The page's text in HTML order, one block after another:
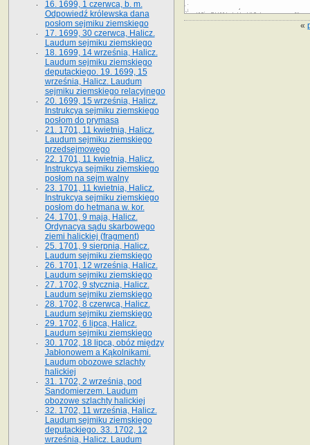
«
16. 1699, 1 czerwca, b. m.
Odpowiedź królewska dana
posłom sejmiku ziemskiego
17. 1699, 30 czerwca, Halicz.
Laudum sejmiku ziemskiego
18. 1699, 14 września, Halicz.
Laudum sejmiku ziemskiego
deputackiego. 19. 1699, 15
września, Halicz. Laudum
sejmiku ziemskiego relacyjnego
20. 1699, 15 września, Halicz.
Instrukcya sejmiku ziemskiego
posłom do prymasa
21. 1701, 11 kwietnia, Halicz.
Laudum sejmiku ziemskiego
przedsejmowego
22. 1701, 11 kwietnia, Halicz.
Instrukcya sejmiku ziemskiego
posłom na sejm walny
23. 1701, 11 kwietnia, Halicz.
Instrukcya sejmiku ziemskiego
posłom do hetmana w. kor.
24. 1701, 9 maja, Halicz.
Ordynacya sądu skarbowego
ziemi halickiej (fragment)
25. 1701, 9 sierpnia, Halicz.
Laudum sejmiku ziemskiego
26. 1701, 12 września, Halicz.
Laudum sejmiku ziemskiego
27. 1702, 9 stycznia, Halicz.
Laudum sejmiku ziemskiego
28. 1702, 8 czerwca, Halicz.
Laudum sejmiku ziemskiego
29. 1702, 6 lipca, Halicz.
Laudum sejmiku ziemskiego
30. 1702, 18 lipca, obóz między
Jabłonowem a Kąkolnikami.
Laudum obozowe szlachty
halickiej
31. 1702, 2 września, pod
Sandomierzem. Laudum
obozowe szlachty halickiej
32. 1702, 11 września, Halicz.
Laudum sejmiku ziemskiego
deputackiego. 33. 1702, 12
września, Halicz. Laudum